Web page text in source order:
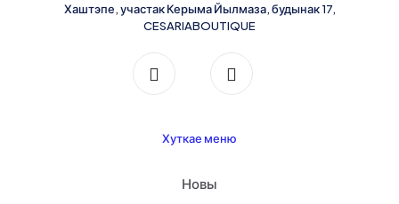
Хаштэпе, участак Керыма Йылмаза, будынак 17,
CESARIABOUTIQUE
Хуткае меню
Новы